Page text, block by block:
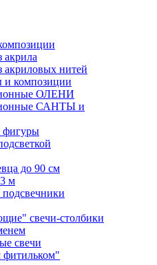
акрила
акриловых нитей
и композиции
ОЛЕНИ
САНТЫ и
фигуры
до 90 см
м
подсвечники
свечи-столбики
свечи
фитильком"